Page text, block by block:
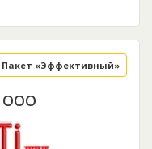
ООО
Пакет «Эффективный»